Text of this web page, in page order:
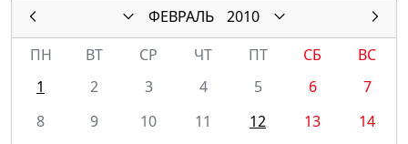
ФЕВРАЛЬ
2010
ПН
ВТ СР ЧТ ПТ СБ
ВС
1
2 3 4 5 6
7
8
9 10 11 12 13
14